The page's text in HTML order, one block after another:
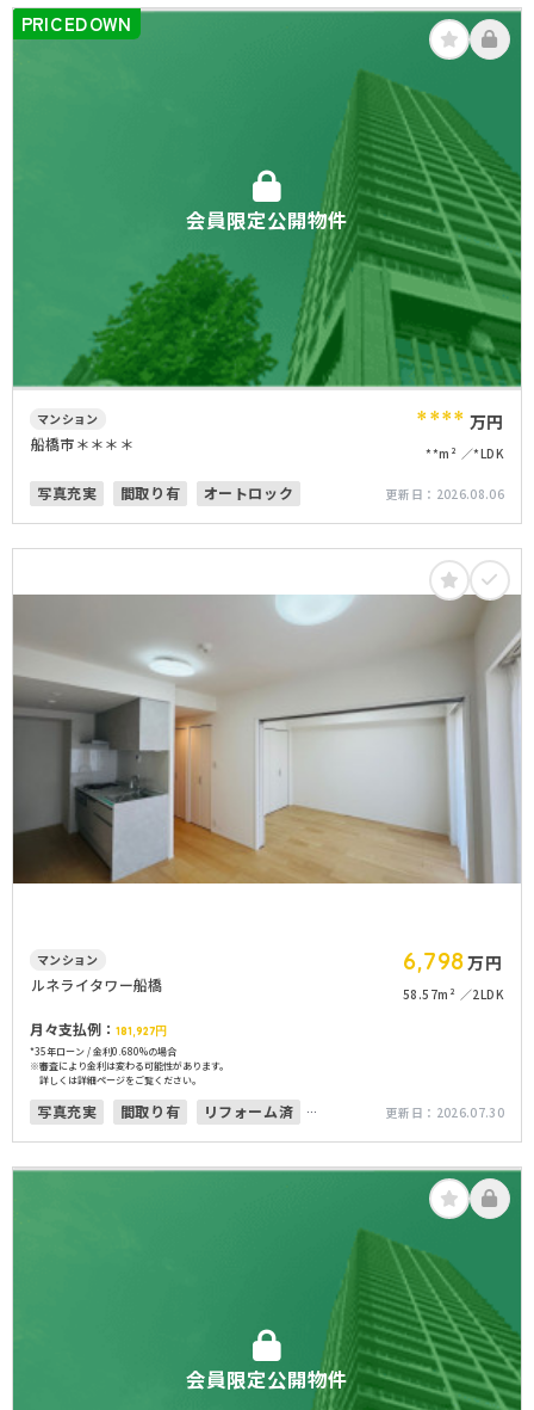
会員限定公開物件
PRICEDOWN
マンション
船橋市＊＊＊＊ **** 万円
**m² *LDK
写真充実 間取り有 オートロック 更新日： 2026.08.06
マンション
ルネライタワー船橋 6,798万円
58.57m² 2LDK
月々支払例： 181,927円
*35年ローン / 金利0.680%の場合
※審査により金利は変わる可能性があります。
詳しくは詳細ページをご覧ください。
写真充実 間取り有
リフォーム済
更新日： 2026.07.30
会員限定公開物件